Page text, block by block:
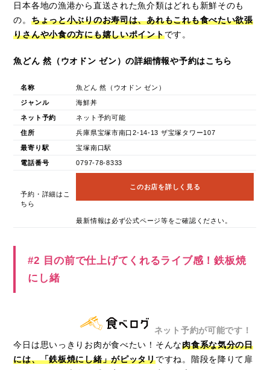
日本各地の漁港から直送された魚介類はどれも新鮮そのも
の。 ちょっと小ぶりのお寿司は、あれもこれも食べたい欲張
りさんや小食の方にも嬉しいポイントです。
魚どん 然（ウオドン ゼン）の詳細情報や予約はこちら
名称 魚どん 然（ウオドン ゼン）
ジャンル 海鮮丼
ネット予約 ネット予約可能
住所 兵庫県宝塚市南口2-14-13 ザ宝塚タワー107
最寄り駅 宝塚南口駅
電話番号 0797-78-8333
予約・詳細はこ
ちら
このお店を詳しく見る
最新情報は必ず公式ページ等をご確認ください。
#2 目の前で仕上げてくれるライブ感！鉄板焼
にし緒
ネット予約が可能です！
今日は思いっきりお肉が食べたい！そんな肉食系な気分の日
には、「鉄板焼にし緒」がピッタリですね。階段を降りて扉